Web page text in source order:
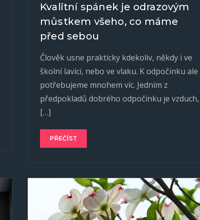
Kvalitní spánek je odrazovým
můstkem všeho, co máme
před sebou
Člověk usne prakticky kdekoliv, někdy i ve
školní lavici, nebo ve vlaku. K odpočinku ale
potřebujeme mnohem víc. Jedním z
předpokladů dobrého odpočinku je vzduch,
[…]
PŘEČÍST